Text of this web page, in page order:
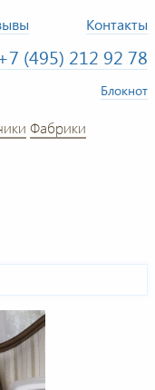
Контакты
(495) 212 92 78
Блокнот
Фабрики